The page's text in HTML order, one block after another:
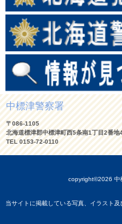
中標津警察署
〒086-1105
北海道標津郡中標津町西5条南1丁目2番地
TEL 0153-72-0110
copyright©2026 中
当サイトに掲載している写真、イラスト